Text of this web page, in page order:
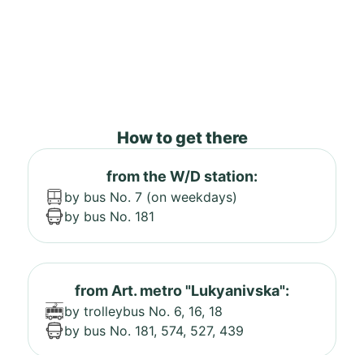
How to get there
from the W/D station:
by bus No. 7 (on weekdays)
by bus No. 181
from Art. metro "Lukyanivska":
by trolleybus No. 6, 16, 18
by bus No. 181, 574, 527, 439